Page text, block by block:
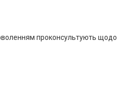
проконсультують щодо